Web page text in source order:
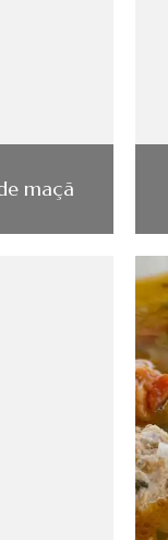
maçã